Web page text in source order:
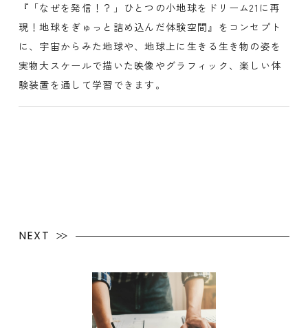
『「なぜを発信！？」ひとつの小地球をドリーム21に再
現！地球をぎゅっと詰め込んだ体験空間』をコンセプト
に、宇宙からみた地球や、地球上に生きる生き物の姿を
実物大スケールで描いた映像やグラフィック、楽しい体
験装置を通して学習できます。
NEXT